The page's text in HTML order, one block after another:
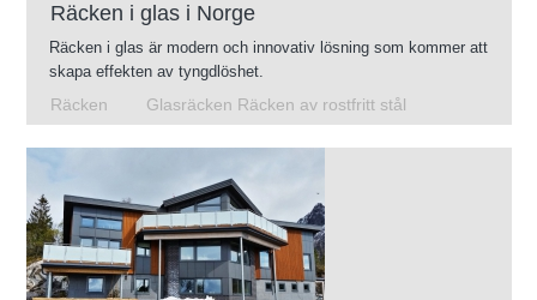
Räcken i glas i Norge
Räcken i glas är modern och innovativ lösning som kommer att
skapa effekten av tyngdlöshet.
Räcken
Glasräcken Räcken av rostfritt stål